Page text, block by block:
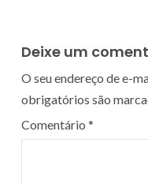
Deixe um
O seu endereço de e-
obrigatórios são
Comentário *